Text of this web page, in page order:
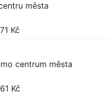
města
Kč
centrum města
Kč